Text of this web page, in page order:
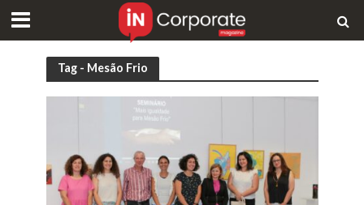
Tag - Mesão Frio